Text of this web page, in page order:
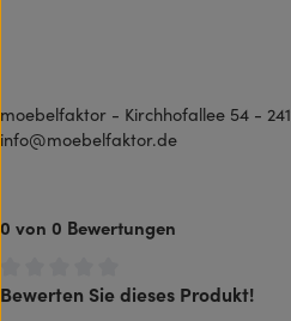
moebelfaktor - Kirchhofallee 54 -
info@moebelfaktor.de
0 von 0 Bewertungen
Durchschnittliche Bewertung von 0
Bewerten Sie dieses Produkt!